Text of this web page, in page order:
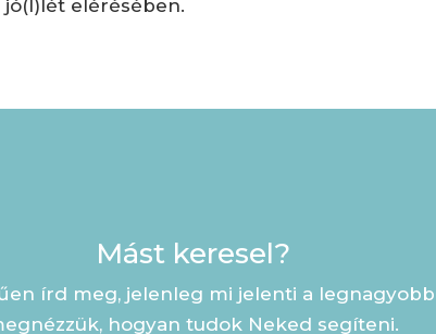
jó(l)lét elérésében.
Mást keresel?
írd meg, jelenleg mi jelenti a
hogyan tudok Neked segíteni.